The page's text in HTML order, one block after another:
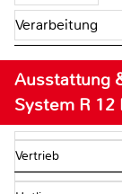
Verarbeitung
Ausstattung
System R 12
Vertrieb